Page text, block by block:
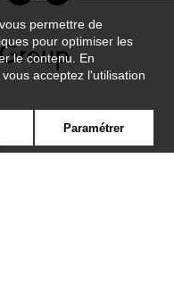
permettre de
pour optimiser les
le contenu. En
acceptez l'utilisation
Paramétrer